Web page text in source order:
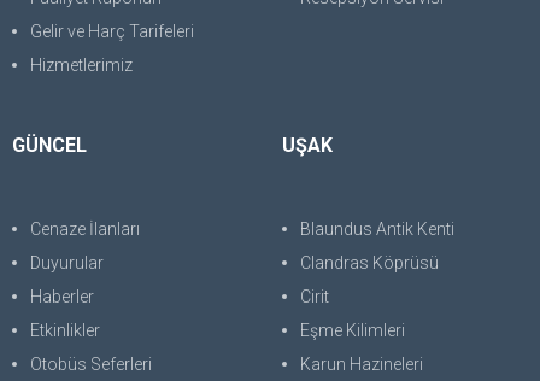
Gelir ve Harç Tarifeleri
Hizmetlerimiz
GÜNCEL
Cenaze İlanları
Duyurular
Haberler
Etkinlikler
Otobüs Seferleri
UŞAK
Blaundus Antik Kenti
Clandras Köprüsü
Cirit
Eşme Kilimleri
Karun Hazineleri